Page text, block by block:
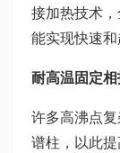
接加热技术
能实现快速和
耐高温固定
许多高沸点
谱柱，以此